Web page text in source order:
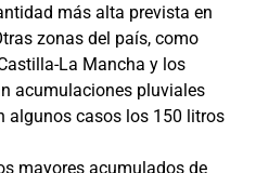
más alta prevista en
zonas del país, como
La Mancha y los
acumulaciones pluviales
algunos casos los 150 litros
mayores acumulados de